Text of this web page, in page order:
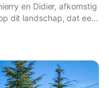
en Didier, afkomstig
dit landschap, dat een
schuur bevinden
gedeelte van het huis
vrij ...